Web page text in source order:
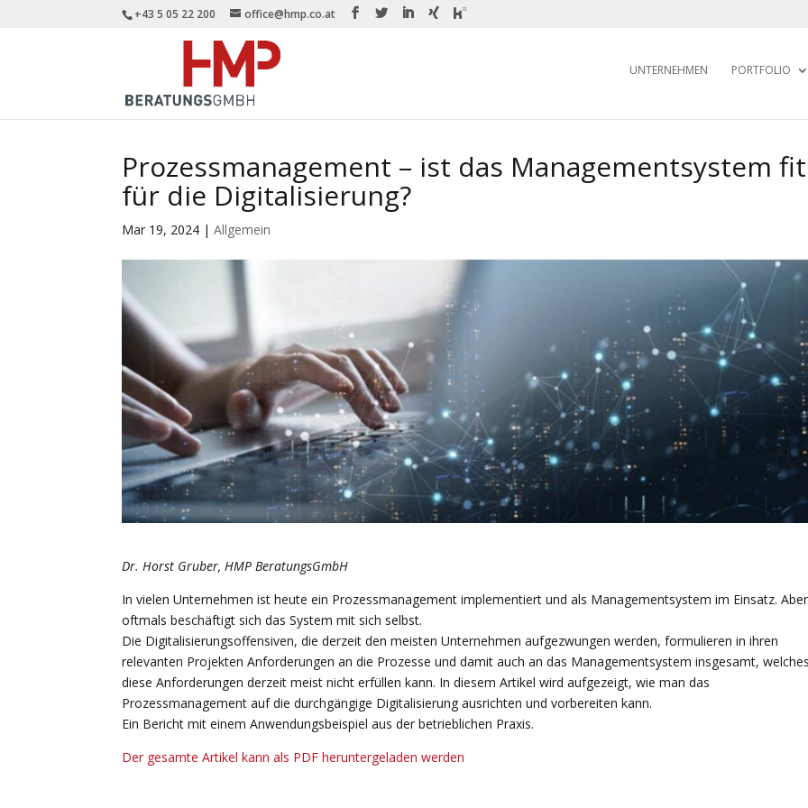
+43 5 05 22 200 office@hmp.co.at
UNTERNEHMEN PORTFOLIO
Prozessmanagement – ist das Managementsystem fit
für die Digitalisierung?
Mar 19, 2024| Allgemein
Dr. Horst Gruber, HMP BeratungsGmbH
In vielen Unternehmen ist heute ein Prozessmanagement implementiert und als Managementsystem im Einsatz. Aber
oftmals beschäftigt sich das System mit sich selbst.
Die Digitalisierungsoffensiven, die derzeit den meisten Unternehmen aufgezwungen werden, formulieren in ihren
relevanten Projekten Anforderungen an die Prozesse und damit auch an das Managementsystem insgesamt,
diese Anforderungen derzeit meist nicht erfüllen kann. In diesem Artikel wird aufgezeigt, wie man das
Prozessmanagement auf die durchgängige Digitalisierung ausrichten und vorbereiten kann.
Ein Bericht mit einem Anwendungsbeispiel aus der betrieblichen Praxis.
Der gesamte Artikel kann als PDF heruntergeladen werden